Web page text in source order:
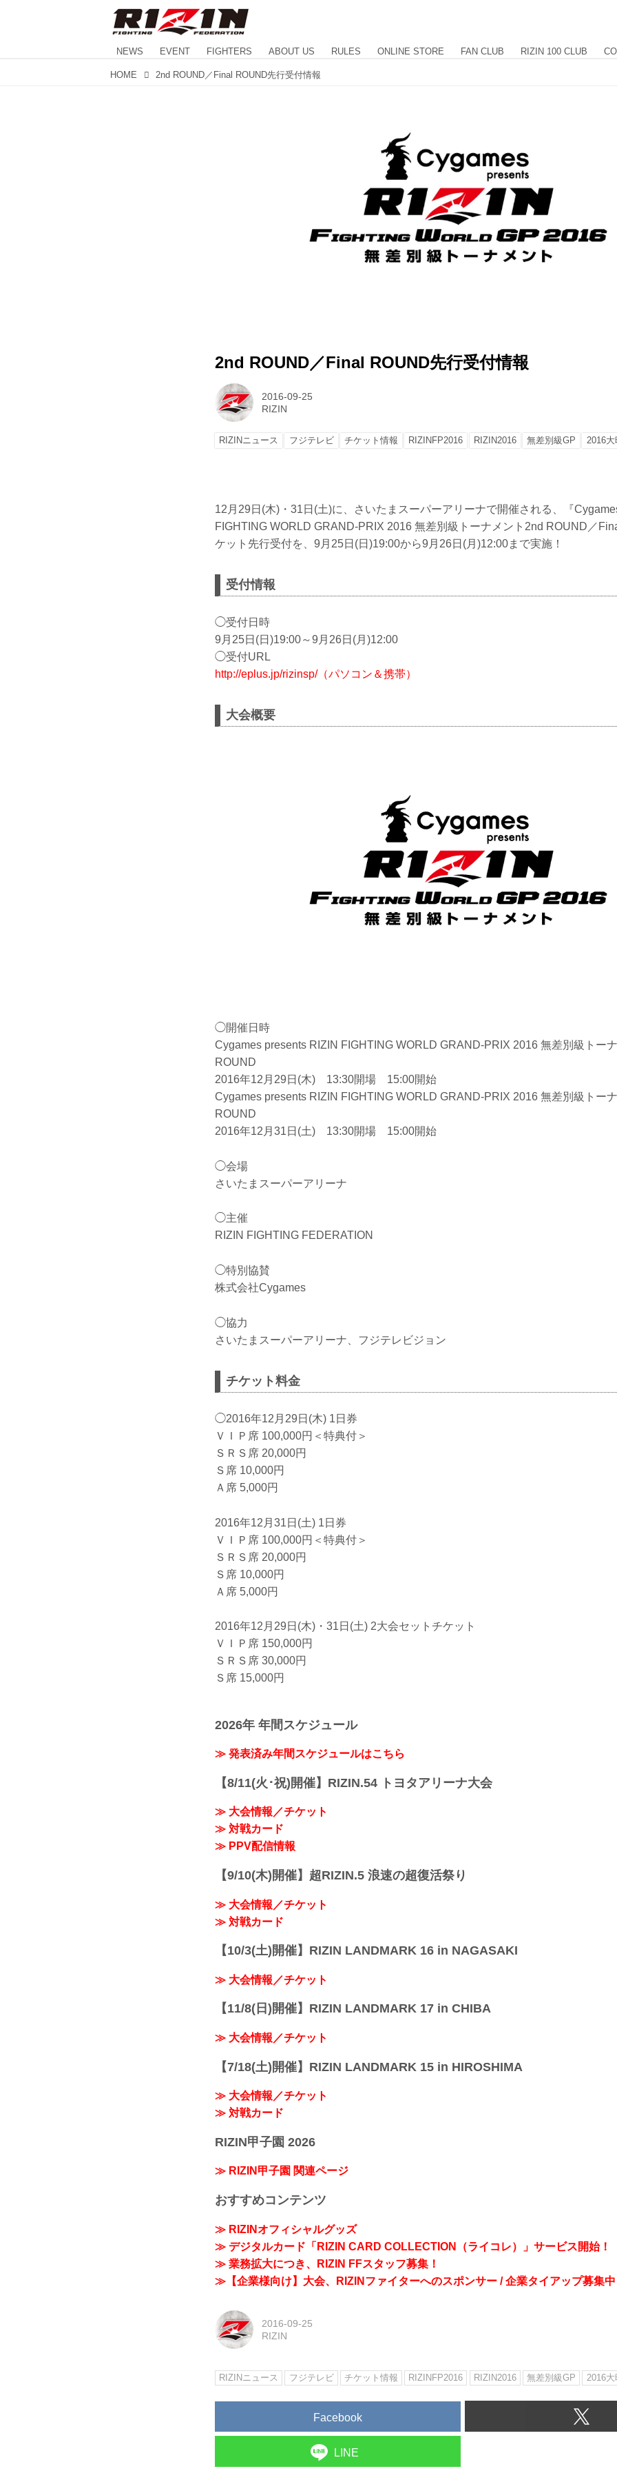
NEWS EVENT FIGHTERS ABOUT US RULES ONLINE STORE FAN CLUB RIZIN 100 CLUB
HOME 2nd ROUND／Final ROUND先行受付情報
2nd ROUND／Final ROUND先行受付情報
2016-09-25
RIZIN
RIZINニュース フジテレビ チケット情報 RIZINFP2016 RIZIN2016 無差別級GP 2016大
12月29日(木)・31日(土)に、さいたまスーパーアリーナで開催される、『
FIGHTING WORLD GRAND-PRIX 2016 無差別級トーナメント2nd ROUND／
ケット先行受付を、9月25日(日)19:00から9月26日(月)12:00まで実施！
受付情報
◯受付日時
9月25日(日)19:00～9月26日(月)12:00
◯受付URL
http://eplus.jp/rizinsp/（パソコン＆携帯）
大会概要
◯開催日時
Cygames presents RIZIN FIGHTING WORLD GRAND-PRIX 2016 無差別級トー
ROUND
2016年12月29日(木) 13:30開場 15:00開始
Cygames presents RIZIN FIGHTING WORLD GRAND-PRIX 2016 無差別級トー
ROUND
2016年12月31日(土) 13:30開場 15:00開始
◯会場
さいたまスーパーアリーナ
◯主催
RIZIN FIGHTING FEDERATION
◯特別協賛
株式会社Cygames
◯協力
さいたまスーパーアリーナ、フジテレビジョン
チケット料金
◯2016年12月29日(木) 1日券
ＶＩＰ席 100,000円＜特典付＞
ＳＲＳ席 20,000円
Ｓ席 10,000円
Ａ席 5,000円
2016年12月31日(土) 1日券
ＶＩＰ席 100,000円＜特典付＞
ＳＲＳ席 20,000円
Ｓ席 10,000円
Ａ席 5,000円
2016年12月29日(木)・31日(土) 2大会セットチケット
ＶＩＰ席 150,000円
ＳＲＳ席 30,000円
Ｓ席 15,000円
2026年 年間スケジュール
≫ 発表済み年間スケジュールはこちら
【8/11(火･祝)開催】RIZIN.54 トヨタアリーナ大会
≫ 大会情報／チケット
≫ 対戦カード
≫ PPV配信情報
【9/10(木)開催】超RIZIN.5 浪速の超復活祭り
≫ 大会情報／チケット
≫ 対戦カード
【10/3(土)開催】RIZIN LANDMARK 16 in NAGASAKI
≫ 大会情報／チケット
【11/8(日)開催】RIZIN LANDMARK 17 in CHIBA
≫ 大会情報／チケット
【7/18(土)開催】RIZIN LANDMARK 15 in HIROSHIMA
≫ 大会情報／チケット
≫ 対戦カード
RIZIN甲子園 2026
≫ RIZIN甲子園 関連ページ
おすすめコンテンツ
≫ RIZINオフィシャルグッズ
≫ デジタルカード「RIZIN CARD COLLECTION（ライコレ）」サービス開始！
≫ 業務拡大につき、RIZIN FFスタッフ募集！
≫【企業様向け】大会、RIZINファイターへのスポンサー / 企業タイアップ募集中
2016-09-25
RIZIN
RIZINニュース フジテレビ チケット情報 RIZINFP2016 RIZIN2016 無差別級GP 2016大
Facebook
LINE